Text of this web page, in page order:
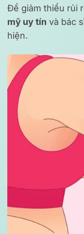
Để giảm thiểu rủi
mỹ uy tín và bác
hiện.